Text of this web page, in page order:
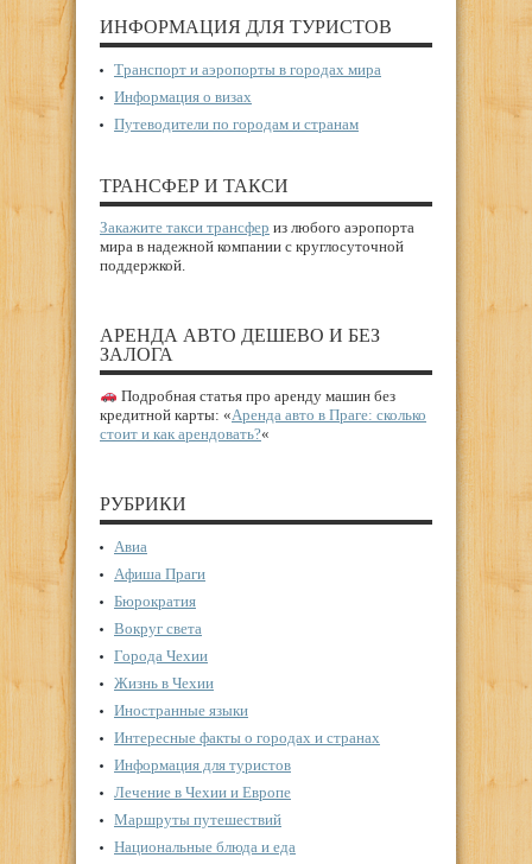
ИНФОРМАЦИЯ ДЛЯ ТУРИСТОВ
Транспорт и аэропорты в городах мира
Информация о визах
Путеводители по городам и странам
ТРАНСФЕР И ТАКСИ
Закажите такси трансфер из любого аэропорта
мира в надежной компании с круглосуточной
поддержкой.
АРЕНДА АВТО ДЕШЕВО И БЕЗ
ЗАЛОГА
Подробная статья про аренду машин без
кредитной карты: «Аренда авто в Праге: сколько
стоит и как арендовать?«
РУБРИКИ
Авиа
Афиша Праги
Бюрократия
Вокруг света
Города Чехии
Жизнь в Чехии
Иностранные языки
Интересные факты о городах и странах
Информация для туристов
Лечение в Чехии и Европе
Маршруты путешествий
Национальные блюда и еда